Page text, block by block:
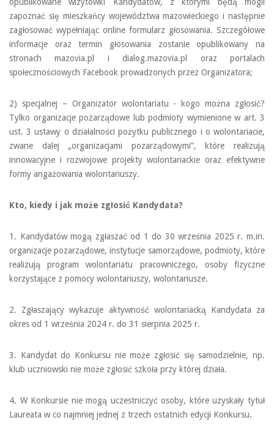
opublikowane wizytówki Kandydatów, z którymi będą mogli
zapoznać się mieszkańcy województwa mazowieckiego i następnie
zagłosować wypełniając online formularz głosowania. Szczegółowe
informacje oraz termin głosowania zostanie opublikowany na
stronach mazovia.pl i dialog.mazovia.pl oraz portalach
społecznościowych Facebook prowadzonych przez Organizatora;
2) specjalnej – Organizator wolontariatu - kogo można zgłosić?
Tylko organizacje pozarządowe lub podmioty wymienione w art. 3
ust. 3 ustawy o działalności pożytku publicznego i o wolontariacie,
zwane dalej „organizacjami pozarządowymi”, które realizują
innowacyjne i rozwojowe projekty wolontariackie oraz efektywne
formy angażowania wolontariuszy.
Kto, kiedy i jak może zgłosić Kandydata?
1. Kandydatów mogą zgłaszać od 1 do 30 września 2025 r. m.in.
organizacje pozarządowe, instytucje samorządowe, podmioty, które
realizują program wolontariatu pracowniczego, osoby fizyczne
korzystające z pomocy wolontariuszy, wolontariusze.
2. Zgłaszający wykazuje aktywność wolontariacką Kandydata za
okres od 1 września 2024 r. do 31 sierpnia 2025 r.
3. Kandydat do Konkursu nie może zgłosić się samodzielnie, np.
klub uczniowski nie może zgłosić szkoła przy której działa.
4. W Konkursie nie mogą uczestniczyć osoby, które uzyskały tytuł
Laureata w co najmniej jednej z trzech ostatnich edycji Konkursu.